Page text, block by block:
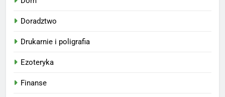
Doradztwo
Drukarnie i poligrafia
Ezoteryka
Finanse